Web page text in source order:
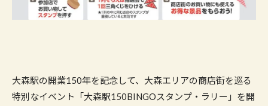
大森駅の開業150年を記念して、大森エリアの商店街を巡る
特別なイベント「大森駅150BINGOスタンプ・ラリー」を開